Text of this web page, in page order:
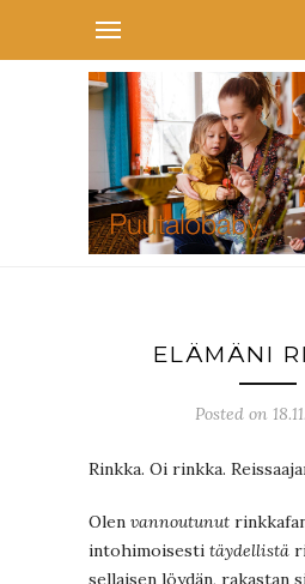
ELÄMÄNI
Posted on
Rinkka. Oi rinkka.
Olen vannoutunut
intohimoisesti täydellistä